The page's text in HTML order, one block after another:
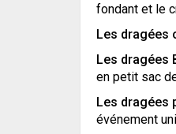
fondant et le
Les dragées
Les dragées
en petit sac
Les dragées
événement